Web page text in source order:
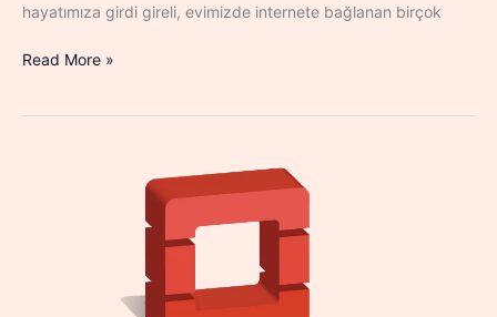
hayatımıza girdi gireli, evimizde internete bağlanan birçok
Donanım
Read More »